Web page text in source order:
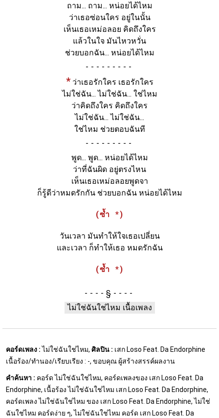
ถาม... ถาม... หน่อยได้ไหม
ว่าเธอซ่อนใคร อยู่ในนั้น
เห็นเธอเหม่อลอย คิดถึงใคร
แล้วในใจ มันไหวหวั่น
ช่วยบอกฉัน... หน่อยได้ไหม
-
*ว่าเธอรักใคร เธอรักใคร
ไม่ใช่ฉัน... ไม่ใช่ฉัน... ใช่ไหม
ว่าคิดถึงใคร คิดถึงใคร
ไม่ใช่ฉัน... ไม่ใช่ฉัน...
ใช่ไหม ช่วยตอบฉันที
-
พูด... พูด... หน่อยได้ไหม
ว่าที่ฉันผิด อยู่ตรงไหน
เห็นเธอเหม่อลอยพูดจา
ก็รู้ดีว่าหมดรักกัน ช่วยบอกฉัน หน่อยได้ไหม
(ซ้ำ *)
วันเวลา มันทำให้ใจเธอเปลี่ยน
และเวลา ก็ทำให้เธอ หมดรักฉัน
(ซ้ำ *)
§
ไม่ใช่ฉันใช่ไหม เนื้อเพลง
คอร์ดเพลง :ไม่ใช่ฉันใช่ไหม, ศิลปิน : เสก Loso Feat. Da Endorphine
เนื้อร้อง/ทำนอง/เรียบเรียง : -, ขอบคุณ ผู้สร้างสรรค์ผลงาน
คำค้นหา : คอร์ด ไม่ใช่ฉันใช่ไหม, คอร์ดเพลงของ เสก Loso Feat. Da
Endorphine, เนื้อร้อง ไม่ใช่ฉันใช่ไหม เสก Loso Feat. Da Endorphine,
คอร์ดเพลง ไม่ใช่ฉันใช่ไหม ของ เสก Loso Feat. Da Endorphine, ไม่ใช่
ฉันใช่ไหม คอร์ดง่าย ๆ, ไม่ใช่ฉันใช่ไหม คอร์ด เสก Loso Feat. Da